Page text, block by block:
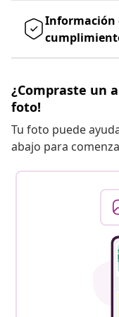
Información
¿Compraste un
foto!
Tu foto puede
abajo para